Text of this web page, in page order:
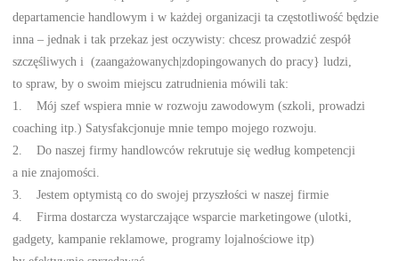
departamencie handlowym i w każdej organizacji ta częstotliwość będzie
inna – jednak i tak przekaz jest oczywisty: chcesz prowadzić zespół
szczęśliwych i (zaangażowanych|zdopingowanych do pracy} ludzi,
to spraw, by o swoim miejscu zatrudnienia mówili tak:
1. Mój szef wspiera mnie w rozwoju zawodowym (szkoli, prowadzi
coaching itp.) Satysfakcjonuje mnie tempo mojego rozwoju.
2. Do naszej firmy handlowców rekrutuje się według kompetencji
a nie znajomości.
3. Jestem optymistą co do swojej przyszłości w naszej firmie
4. Firma dostarcza wystarczające wsparcie marketingowe (ulotki,
gadgety, kampanie reklamowe, programy lojalnościowe itp)